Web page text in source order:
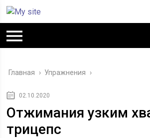
Главная › Упражнения ›
02.10.2020
Отжимания узким
трицепс